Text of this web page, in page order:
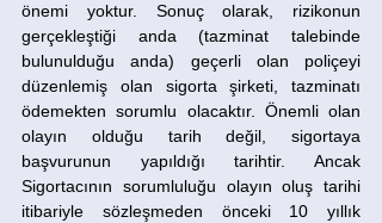
önemi yoktur. Sonuç olarak, rizikonun
gerçekleştiği anda (tazminat talebinde
bulunulduğu anda) geçerli olan poliçeyi
düzenlemiş olan sigorta şirketi, tazminatı
ödemekten sorumlu olacaktır. Önemli olan
olayın olduğu tarih değil, sigortaya
başvurunun yapıldığı tarihtir. Ancak
Sigortacının sorumluluğu olayın oluş tarihi
itibariyle sözleşmeden önceki 10 yıllık